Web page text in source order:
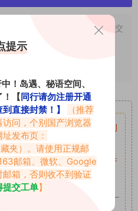
享，若侵犯了您的权限可以提交
请注明出处！原文链接：
声明
侵犯你的权益请私信留言
收到
时间进行审核后删除。
研究使用，未经原版权作者许
请在下载24小时内删除！
提示
！岛遇、秘语空间、
！【同行请勿注册开通
直接封禁！】
（推荐
问，个别国产浏览器
发布页：
藏夹）。请使用正规邮
邮箱、微软、Google
箱，否则收不到验证
提交工单】